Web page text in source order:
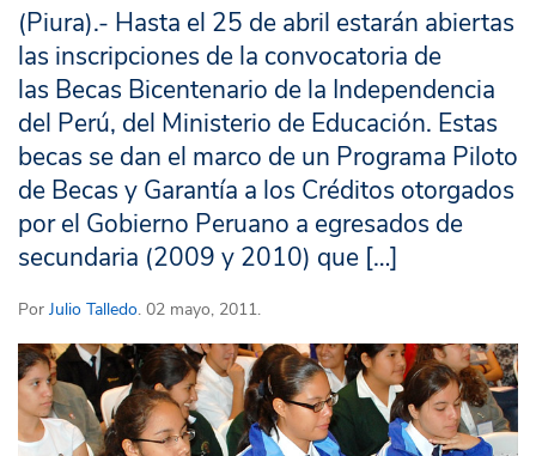
(Piura).- Hasta el 25 de abril estarán abiertas
las inscripciones de la convocatoria de
las Becas Bicentenario de la Independencia
del Perú, del Ministerio de Educación. Estas
becas se dan el marco de un Programa Piloto
de Becas y Garantía a los Créditos otorgados
por el Gobierno Peruano a egresados de
secundaria (2009 y 2010) que […]
Por Julio Talledo. 02 mayo, 2011.